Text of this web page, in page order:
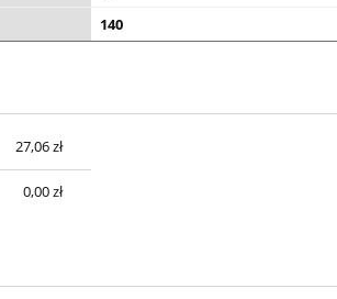
140
27,06 zł
0,00 zł